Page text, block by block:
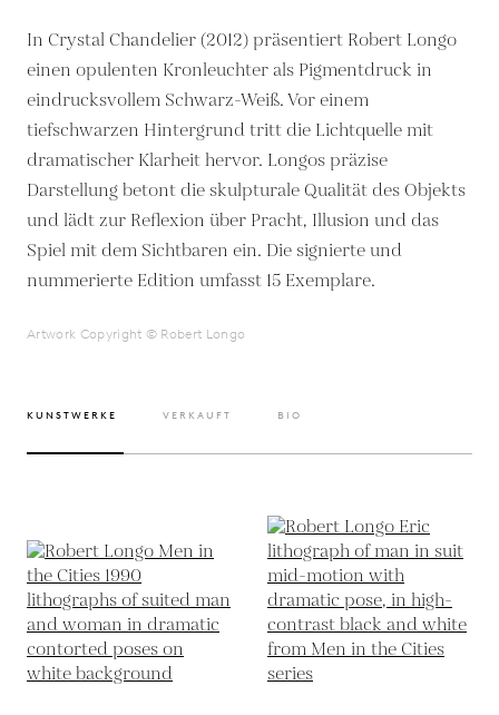
In Crystal Chandelier (2012) präsentiert Robert Longo
einen opulenten Kronleuchter als Pigmentdruck in
eindrucksvollem Schwarz-Weiß. Vor einem
tiefschwarzen Hintergrund tritt die Lichtquelle mit
dramatischer Klarheit hervor. Longos präzise
Darstellung betont die skulpturale Qualität des Objekts
und lädt zur Reflexion über Pracht, Illusion und das
Spiel mit dem Sichtbaren ein. Die signierte und
nummerierte Edition umfasst 15 Exemplare.
Artwork Copyright © Robert Longo
KUNSTWERKE VERKAUFT BIO